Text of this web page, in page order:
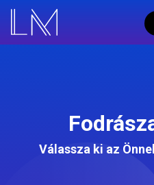
Válassza ki az